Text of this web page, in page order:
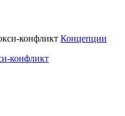
Концепции
конфликт